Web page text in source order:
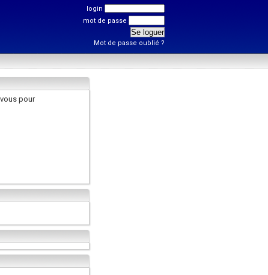
login
mot de passe
Mot de passe oublié ?
pour